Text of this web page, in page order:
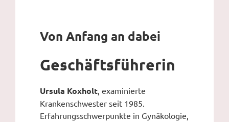
Von Anfang an dabei
Geschäftsführerin
Ursula Koxholt, examinierte
Krankenschwester seit 1985.
Erfahrungsschwerpunkte in Gynäkologie,